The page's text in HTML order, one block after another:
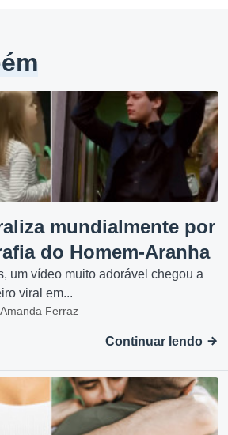
mundialmente por
do Homem-Aranha
um vídeo muito adorável chegou a
viral em...
Ferraz
Continuar lendo